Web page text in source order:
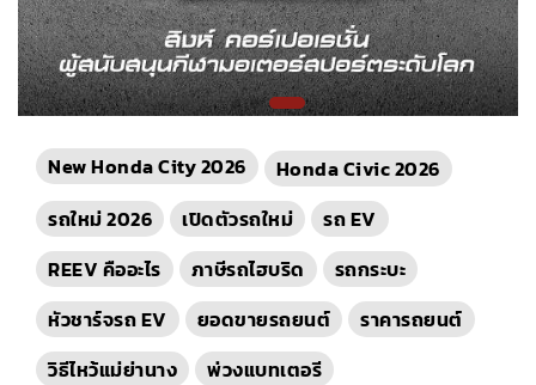
New Honda City 2026
Honda Civic 2026
รถใหม่ 2026
เปิดตัวรถใหม่
รถ EV
REEV คืออะไร
ภาษีรถไฮบริด
รถกระบะ
หัวชาร์จรถ EV
ยอดขายรถยนต์
ราคารถยนต์
วิธีไหว้แม่ย่านาง
พ่วงแบทเตอรี